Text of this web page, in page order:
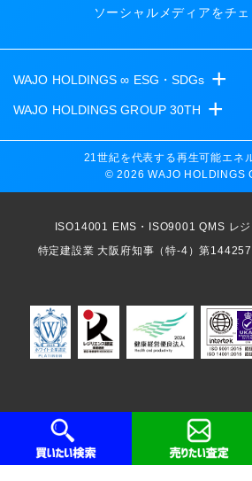
ソーシャルメディアをチ
WAJO HOLDINGS ∞ ESG・SDGs +
- 高圧太陽光発電所の販売
- 高圧太陽光発電所の買取
- パワコン交換とリパワリング
- 発電所のパネル 撤去・解体・処分
サステナブルサイト
- ESG経営を全力でサポート
WAJO HOLDINGS GROUP 30TH +
太陽光投資サイト
- 収益性が高い系統用蓄電池
- 今から始める太陽光投資
- 太陽光発電所の売却査定
- 太陽光発電所のしっかり査定
- 太陽光発電所の節税対策
21世紀を代表する再生可能エネ
© 2026 WAJO HOLDINGS
ISO14001 EMS・ISO9001 QMS レ
特定建設業 大阪府知事（特-4）第